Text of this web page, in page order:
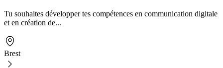
Tu souhaites développer tes compétences en communication digitale
et en création de...
Brest